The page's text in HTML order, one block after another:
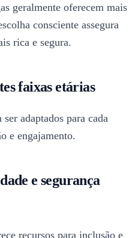
geralmente oferecem mais
consciente assegura
rica e segura.
faixas etárias
adaptados para cada
e engajamento.
e segurança
recursos para inclusão e